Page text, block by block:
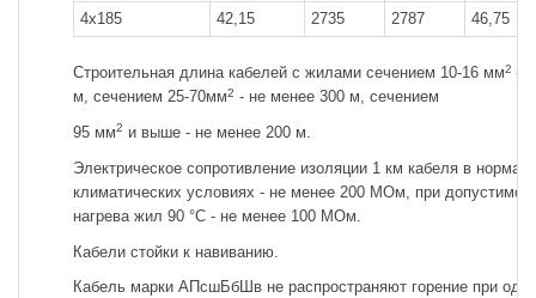
4x185
42,15 2735 2787 46,75
Строительная длина кабелей с жилами сечением 10-16 мм2 -
м, сечением 25-70мм2 - не менее 300 м, сечением
95 мм2 и выше - не менее 200 м.
Электрическое сопротивление изоляции 1 км кабеля в
климатических условиях - не менее 200 МОм, при допустимой
нагрева жил 90 °С - не менее 100 МОм.
Кабели стойки к навиванию.
Кабель марки АПсшБбШв не распространяют горение при